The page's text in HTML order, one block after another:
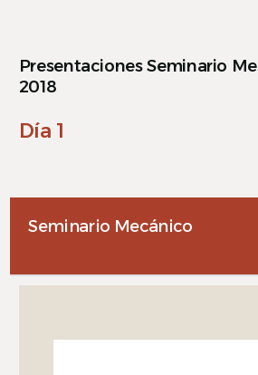
Presentaciones Seminario
2018
Día 1
Seminario Mecánico
Español